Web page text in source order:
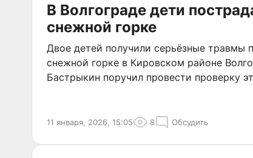
В Волгограде дети
снежной горке
Двое детей получили серьёзные травмы
снежной горке в Кировском районе
Бастрыкин поручил провести проверку
11 января, 2026, 15:05 8 Обсудить